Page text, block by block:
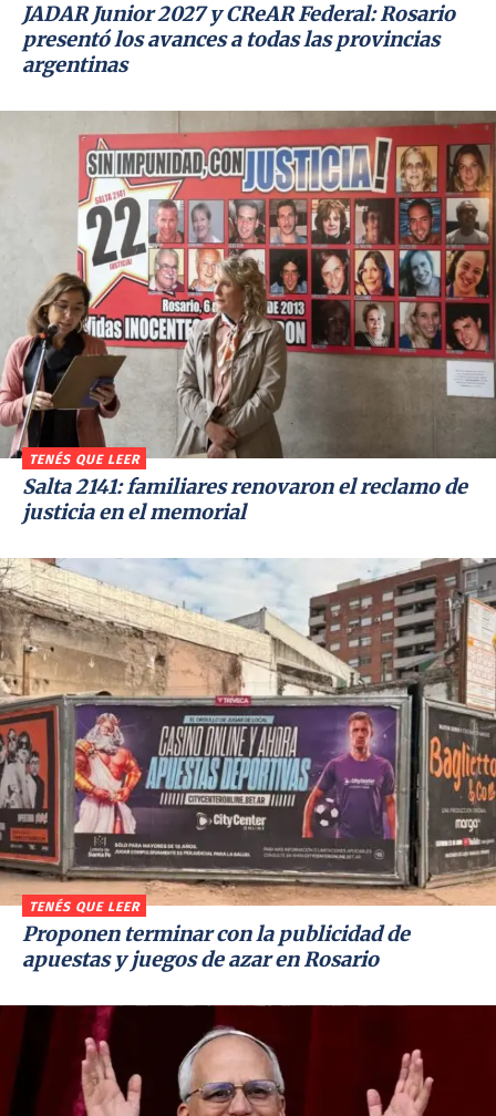
JADAR Junior 2027 y CReAR Federal: Rosario
presentó los avances a todas las provincias
argentinas
TENÉS QUE LEER
Salta 2141: familiares renovaron el reclamo de
justicia en el memorial
TENÉS QUE LEER
Proponen terminar con la publicidad de
apuestas y juegos de azar en Rosario